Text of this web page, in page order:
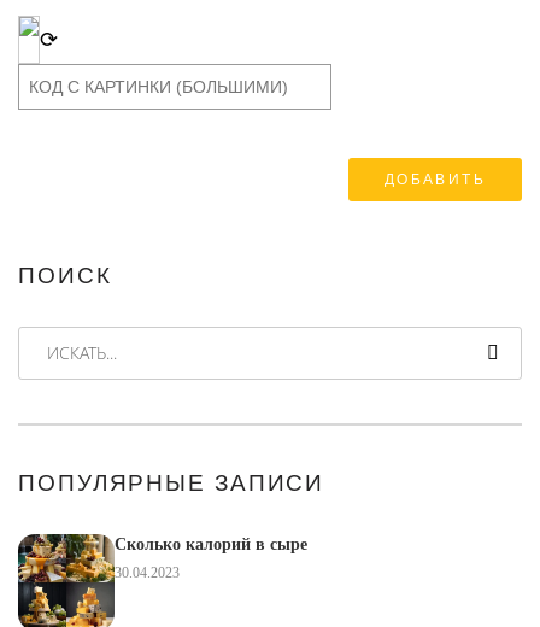
⟳
ПОИСК
ИСКАТЬ...
ПОПУЛЯРНЫЕ ЗАПИСИ
Сколько калорий в сыре
30.04.2023